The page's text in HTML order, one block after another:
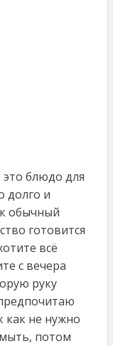
блюдо для
долго и
обычный
готовится
всё
с вечера
руку
как не нужно
потом